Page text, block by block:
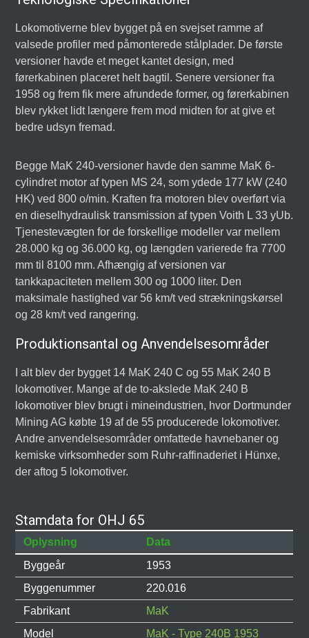
Lokomotiverne blev bygget på en svejset ramme af
valsede profiler med påmonterede stålplader. De første
versioner havde et meget kantet design, med
førerkabinen placeret helt bagtil. Senere versioner fra
1958 og frem fik mere afrundede former, og førerkabinen
blev rykket lidt længere frem mod midten for at give et
bedre udsyn fremad.
Begge MaK 240-versioner havde den samme MaK 6-
cylindret motor af typen MS 24, som ydede 177 kW (240
HK) ved 800 o/min. Kraften fra motoren blev overført via
en dieselhydraulisk transmission af typen Voith L 33 yUb.
Tjenestevægten for de forskellige modeller var mellem
28.000 kg og 36.000 kg, og længden varierede fra 7700
mm til 8100 mm. Afhængig af versionen var
tankkapaciteten mellem 300 og 1000 liter. Den
maksimale hastighed var 56 km/t ved strækningskørsel
og 28 km/t ved rangering.
Produktionsantal og Anvendelsesområder
I alt blev der bygget 14 MaK 240 C og 55 MaK 240 B
lokomotiver. Mange af de to-akslede MaK 240 B
lokomotiver blev brugt i mineindustrien, hvor Dortmunder
Mining AG købte 19 af de 55 producerede lokomotiver.
Andre anvendelsesområder omfattede havnebaner og
kemiske virksomheder som Ruhr-raffinaderiet i Hünxe,
der aftog 5 lokomotiver.
Stamdata for OHJ 65
Oplysning
Data
Byggeår
1953
Byggenummer
220.016
Fabrikant
MaK
Model
MaK - Type 240B 1953